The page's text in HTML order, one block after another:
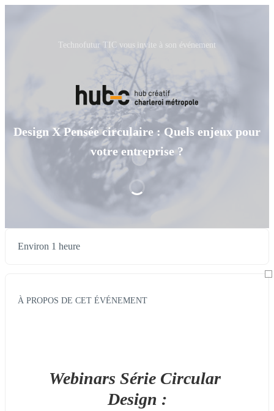
Technofutur TIC vous invite à son événement
Design X Pensée circulaire : Quels enjeux pour
votre entreprise ?
Environ 1 heure
À PROPOS DE CET ÉVÉNEMENT
Webinars Série Circular
Design :